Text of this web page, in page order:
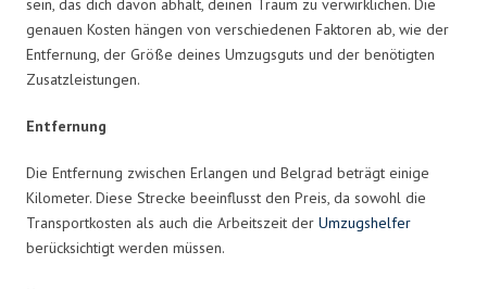
sein, das dich davon abhält, deinen Traum zu verwirklichen. Die
genauen Kosten hängen von verschiedenen Faktoren ab, wie der
Entfernung, der Größe deines Umzugsguts und der benötigten
Zusatzleistungen.
Entfernung
Die Entfernung zwischen Erlangen und Belgrad beträgt einige
Kilometer. Diese Strecke beeinflusst den Preis, da sowohl die
Transportkosten als auch die Arbeitszeit der Umzugshelfer
berücksichtigt werden müssen.